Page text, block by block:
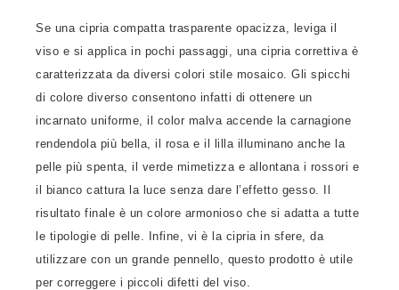
Se una cipria compatta trasparente opacizza, leviga il
viso e si applica in pochi passaggi, una cipria correttiva è
caratterizzata da diversi colori stile mosaico. Gli spicchi
di colore diverso consentono infatti di ottenere un
incarnato uniforme, il color malva accende la carnagione
rendendola più bella, il rosa e il lilla illuminano anche la
pelle più spenta, il verde mimetizza e allontana i rossori e
il bianco cattura la luce senza dare l’effetto gesso. Il
risultato finale è un colore armonioso che si adatta a tutte
le tipologie di pelle. Infine, vi è la cipria in sfere, da
utilizzare con un grande pennello, questo prodotto è utile
per correggere i piccoli difetti del viso.